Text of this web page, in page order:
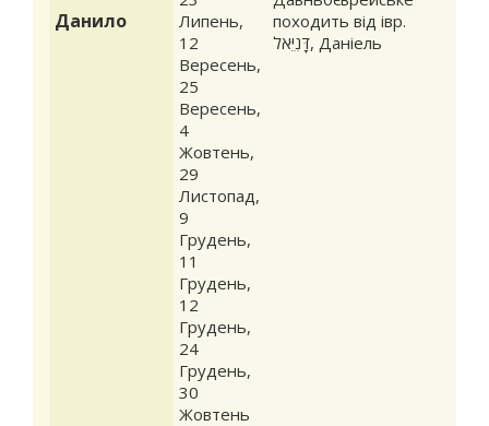
Данило
Липень,
12
Вересень,
25
Вересень,
4
Жовтень,
29
Листопад,
9
Грудень,
11
Грудень,
12
Грудень,
24
Грудень,
30
Жовтень
походить від івр.
דָּנִיֵּאל‎, Даніель